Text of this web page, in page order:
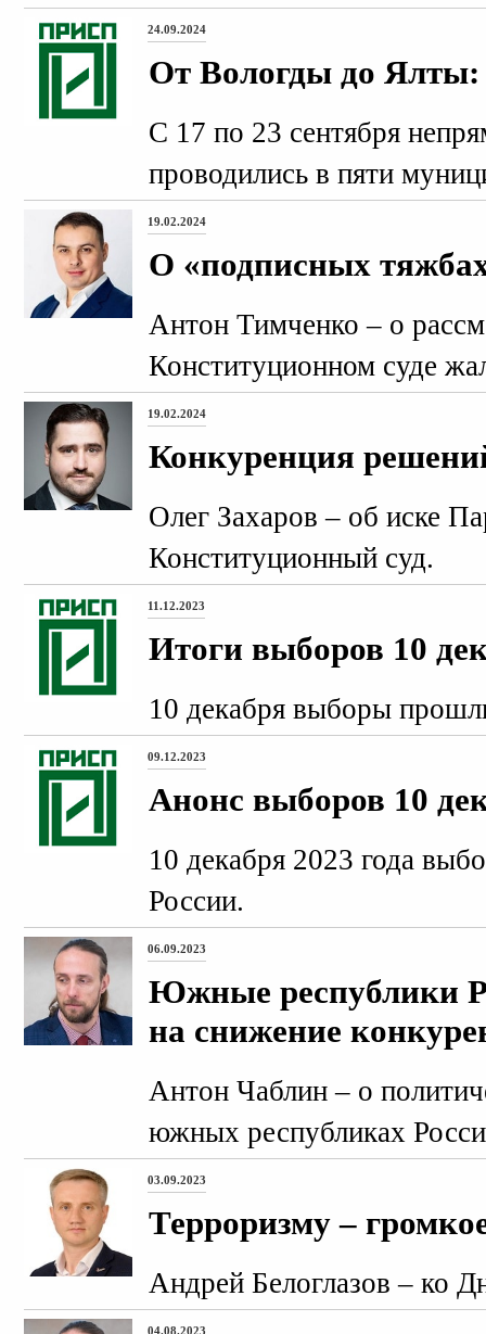
24.09.2024
От Вологды до
С 17 по 23 сентября
проводились в пяти
19.02.2024
О «подписных
Антон Тимченко – о
Конституционном суде
19.02.2024
Конкуренция
Олег Захаров – об иске
Конституционный суд.
11.12.2023
Итоги выборов 10
10 декабря выборы
09.12.2023
Анонс выборов 10
10 декабря 2023 года
России.
06.09.2023
Южные республики
на снижение
Антон Чаблин – о
южных республиках
03.09.2023
Терроризму –
Андрей Белоглазов – ко
04.08.2023